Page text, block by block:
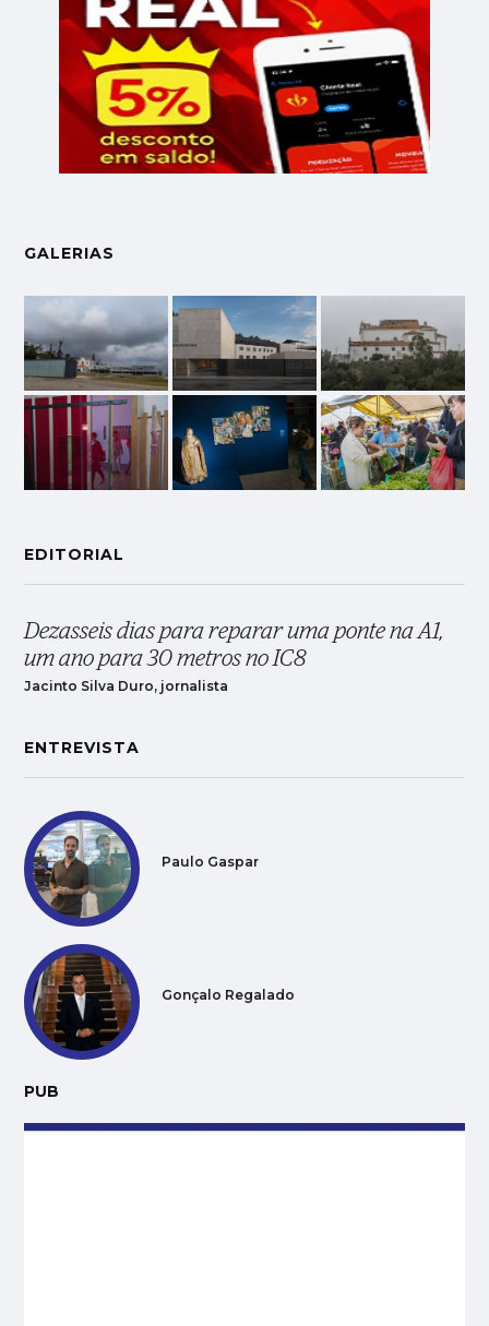
GALERIAS
EDITORIAL
Dezasseis dias para reparar uma ponte na A1,
um ano para 30 metros no IC8
Jacinto Silva Duro, jornalista
ENTREVISTA
Paulo Gaspar
Gonçalo Regalado
PUB